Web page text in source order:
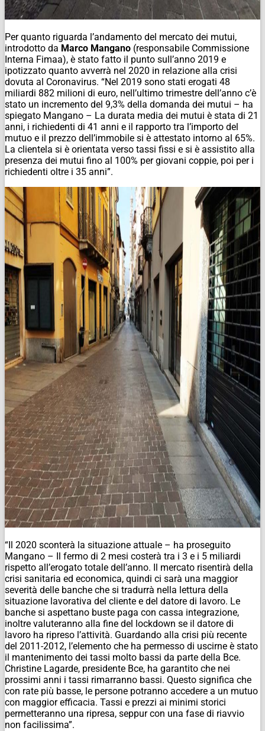
Per quanto riguarda l’andamento del mercato dei mutui,
introdotto da Marco Mangano (responsabile Commissione
Interna Fimaa), è stato fatto il punto sull’anno 2019 e
ipotizzato quanto avverrà nel 2020 in relazione alla crisi
dovuta al Coronavirus. “Nel 2019 sono stati erogati 48
miliardi 882 milioni di euro, nell’ultimo trimestre dell’anno c’è
stato un incremento del 9,3% della domanda dei mutui – ha
spiegato Mangano – La durata media dei mutui è stata di 21
anni, i richiedenti di 41 anni e il rapporto tra l’importo del
mutuo e il prezzo dell’immobile si è attestato intorno al 65%.
La clientela si è orientata verso tassi fissi e si è assistito alla
presenza dei mutui fino al 100% per giovani coppie, poi per i
richiedenti oltre i 35 anni”.
“Il 2020 sconterà la situazione attuale – ha proseguito
Mangano – Il fermo di 2 mesi costerà tra i 3 e i 5 miliardi
rispetto all’erogato totale dell’anno. Il mercato risentirà della
crisi sanitaria ed economica, quindi ci sarà una maggior
severità delle banche che si tradurrà nella lettura della
situazione lavorativa del cliente e del datore di lavoro. Le
banche si aspettano buste paga con cassa integrazione,
inoltre valuteranno alla fine del lockdown se il datore di
lavoro ha ripreso l’attività. Guardando alla crisi più recente
del 2011-2012, l’elemento che ha permesso di uscirne è stato
il mantenimento dei tassi molto bassi da parte della Bce.
Christine Lagarde, presidente Bce, ha garantito che nei
prossimi anni i tassi rimarranno bassi. Questo significa che
con rate più basse, le persone potranno accedere a un mutuo
con maggior efficacia. Tassi e prezzi ai minimi storici
permetteranno una ripresa, seppur con una fase di riavvio
non facilissima”.